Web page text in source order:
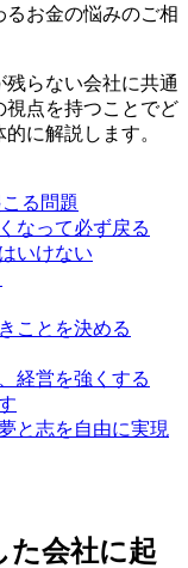
お金の悩みのご相
らない会社に共通
視点を持つことでど
に解説します。
る問題
なって必ず戻る
いけない
ことを決める
経営を強くする
と志を自由に実現
た会社に起